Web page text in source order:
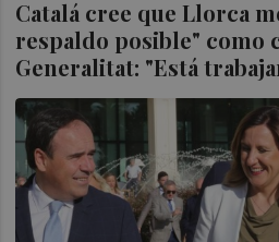
Catalá cree que Llorca
respaldo posible" como
Generalitat: "Está